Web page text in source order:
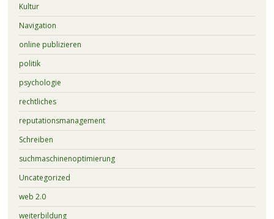
Kultur
Navigation
online publizieren
politik
psychologie
rechtliches
reputationsmanagement
Schreiben
suchmaschinenoptimierung
Uncategorized
web 2.0
weiterbildung